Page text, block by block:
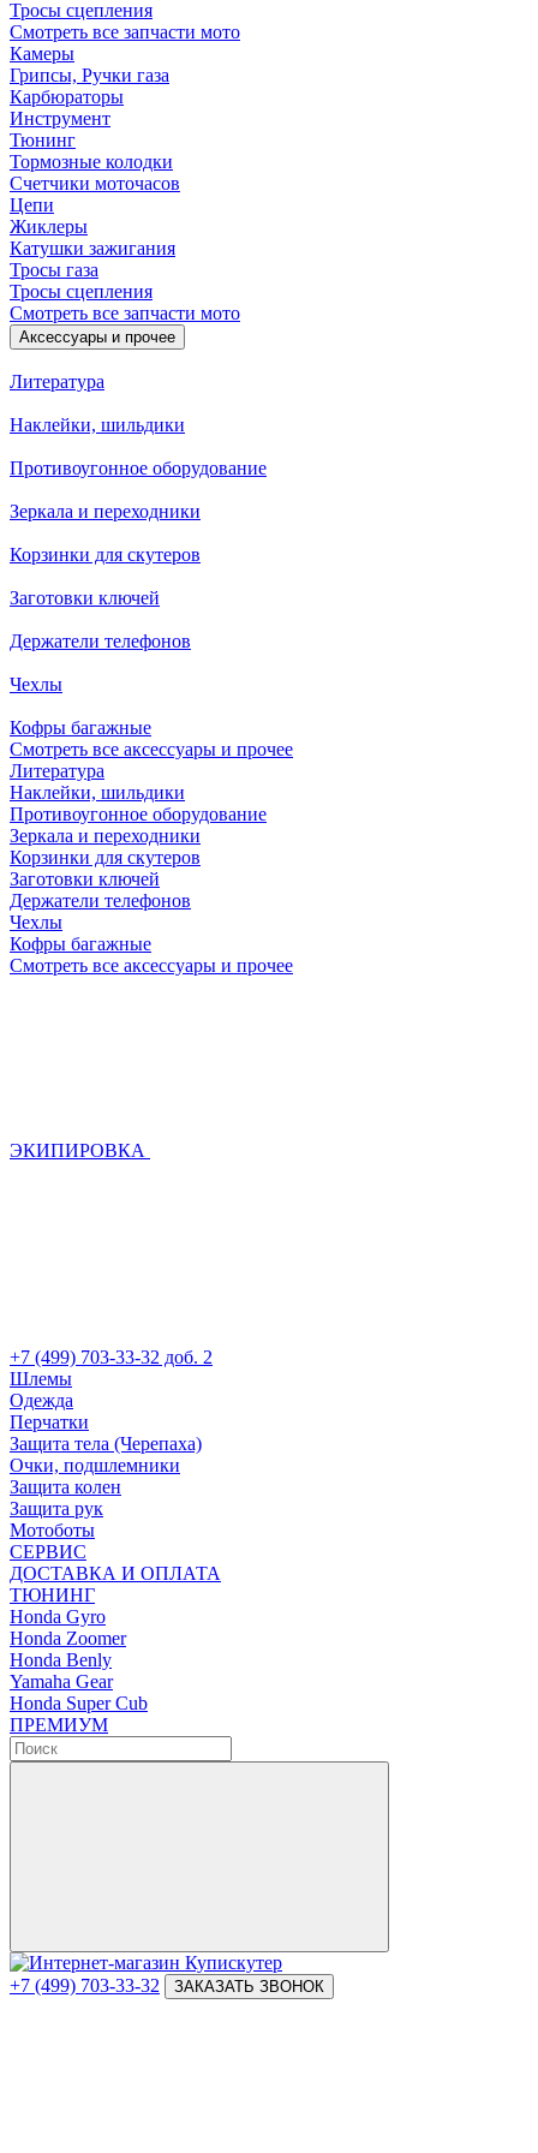
Тросы сцепления
Смотреть все запчасти мото
Камеры
Грипсы, Ручки газа
Карбюраторы
Инструмент
Тюнинг
Тормозные колодки
Счетчики моточасов
Цепи
Жиклеры
Катушки зажигания
Тросы газа
Тросы сцепления
Смотреть все запчасти мото
Аксессуары и прочее
Литература
Наклейки, шильдики
Противоугонное оборудование
Зеркала и переходники
Корзинки для скутеров
Заготовки ключей
Держатели телефонов
Чехлы
Кофры багажные
Смотреть все аксессуары и прочее
Литература
Наклейки, шильдики
Противоугонное оборудование
Зеркала и переходники
Корзинки для скутеров
Заготовки ключей
Держатели телефонов
Чехлы
Кофры багажные
Смотреть все аксессуары и прочее
ЭКИПИРОВКА
+7 (499) 703-33-32 доб. 2
Шлемы
Одежда
Перчатки
Защита тела (Черепаха)
Очки, подшлемники
Защита колен
Защита рук
Мотоботы
СЕРВИС
ДОСТАВКА И ОПЛАТА
ТЮНИНГ
Honda Gyro
Honda Zoomer
Honda Benly
Yamaha Gear
Honda Super Cub
ПРЕМИУМ
+7 (499) 703-33-32 ЗАКАЗАТЬ ЗВОНОК